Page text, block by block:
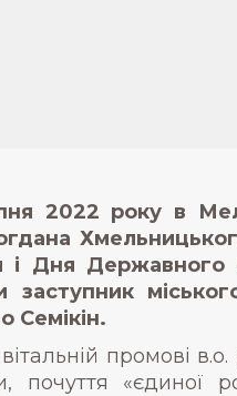
2022 року в
і Дня
заступник
Семікін.
промові
почуття «єдиної